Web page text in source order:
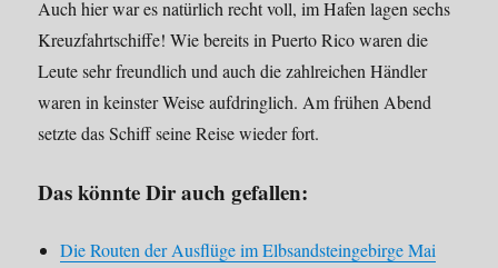
Auch hier war es natürlich recht voll, im Hafen lagen sechs
Kreuzfahrtschiffe! Wie bereits in Puerto Rico waren die
Leute sehr freundlich und auch die zahlreichen Händler
waren in keinster Weise aufdringlich. Am frühen Abend
setzte das Schiff seine Reise wieder fort.
Das könnte Dir auch gefallen:
Die Routen der Ausflüge im Elbsandsteingebirge Mai